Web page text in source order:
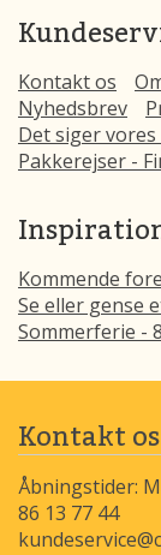
Kontakt os
Nyhedsbrev
Det siger
Pakkerejser -
Kommende
Se eller gense
Sommerferie -
Kontakt os
Åbningstider:
86 13 77 44